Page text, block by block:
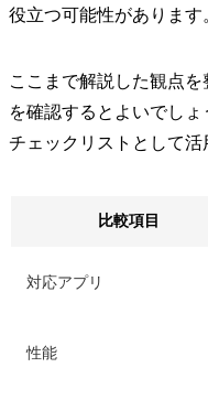
役立つ可能性があります
ここまで解説した観点
を確認するとよいでし
チェックリストとして活
比較項目
対応アプリ
性能